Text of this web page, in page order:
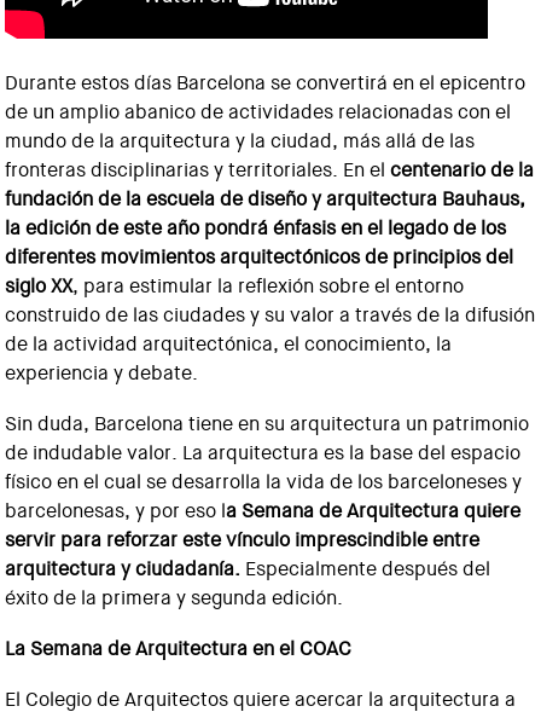
Durante estos días Barcelona se convertirá en el epicentro
de un amplio abanico de actividades relacionadas con el
mundo de la arquitectura y la ciudad, más allá de las
fronteras disciplinarias y territoriales. En elcentenario de la
fundación de la escuela de diseño y arquitectura Bauhaus,
la edición de este año pondrá énfasis en el legado de los
diferentes movimientos arquitectónicos de principios del
siglo XX, para estimular la reflexión sobre el entorno
construido de las ciudades y su valor a través de la difusión
de la actividad arquitectónica, el conocimiento, la
experiencia y debate.
Sin duda, Barcelona tiene en su arquitectura un patrimonio
de indudable valor. La arquitectura es la base del espacio
físico en el cual se desarrolla la vida de los barceloneses y
barcelonesas, y por eso la Semana de Arquitectura quiere
servir para reforzar este vínculo imprescindible entre
arquitectura y ciudadanía. Especialmente después del
éxito de la primera y segunda edición.
La Semana de Arquitectura en el COAC
El Colegio de Arquitectos quiere acercar la arquitectura a